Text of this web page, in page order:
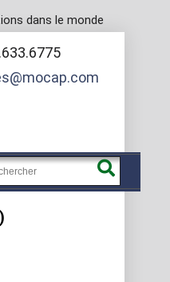
dans le monde
mocap.com